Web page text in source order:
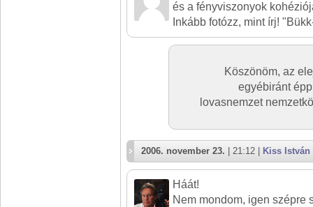
és a fényviszonyok
Inkább fotózz, mint írj!
Köszönöm, az
egyébiránt
lovasnemzet
2006. november 23. | 21:12 | Kiss István
Háát!
Nem mondom, igen szépre